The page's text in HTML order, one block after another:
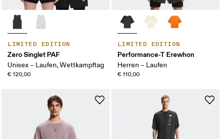
LIMITED EDITION
Zero Singlet PAF
Unisex – Laufen, Wettkampftag
€ 120,00
LIMITED EDITION
Performance-T Erewhon
Herren – Laufen
€ 110,00